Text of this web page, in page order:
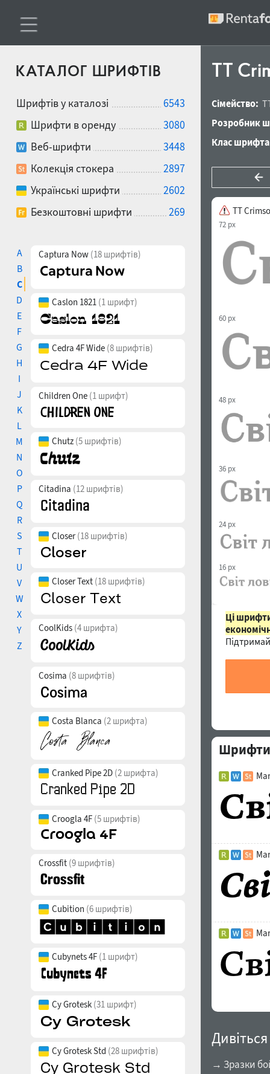
КАТАЛОГ ШРИФТІВ
Шрифтів у каталозі
6543
Шрифти в оренду
3080
Веб-шрифти
3448
Колекція стокера
2897
Українські шрифти
2602
Безкоштовні шрифти
269
A
B
C
D
E
F
G
H
I
J
K
L
M
N
O
P
Q
R
S
T
U
V
W
X
Y
Z
Captura Now (18 шрифтів)
Caslon 1821 (1 шрифт)
Cedra 4F Wide (8 шрифтів)
Children One (1 шрифт)
Chutz (5 шрифтів)
Citadina (12 шрифтів)
Closer(18 шрифтів)
Closer Text (18 шрифтів)
CoolKids (4 шрифта)
Cosima (8 шрифтів)
Costa Blanca (2 шрифта)
Cranked Pipe 2D (2 шрифта)
Croogla 4F (5 шрифтів)
Crossfit (9 шрифтів)
Cubition (6 шрифтів)
Cubynets 4F (1 шрифт)
Cy Grotesk (31 шрифт)
Cy Grotesk Std (28 шрифтів)
TT
Сімейство:
Розробник
Клас
TT
72 px
60 px
48 px
36 px
24 px
16 px
Ці
Шрифти
→ Зразки